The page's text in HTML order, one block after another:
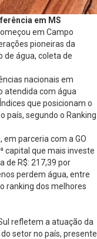
em MS
em Campo
pioneiras da
de água, coleta de
nacionais em
atendida com água
que posicionam o
país, segundo o Ranking
parceria com a GO
capital que mais investe
de R$: 217,39 por
perdem água, entre
ranking dos melhores
refletem a atuação da
setor no país, presente